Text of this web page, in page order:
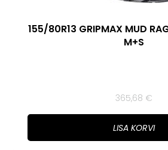
155/80R13 GRIPMAX MUD
M+S
365,68 €
LISA KORVI